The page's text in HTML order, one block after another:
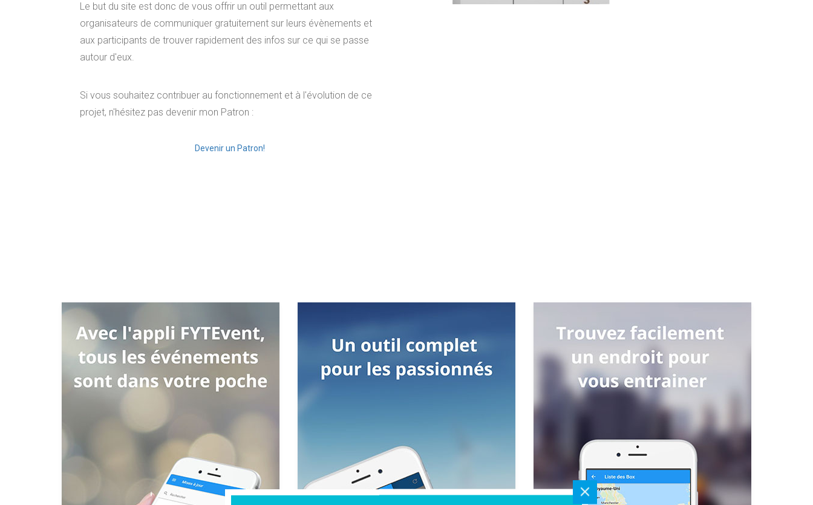
Le but du site est donc de vous offrir un outil permettant aux
organisateurs de communiquer gratuitement sur leurs évènements et
aux participants de trouver rapidement des infos sur ce qui se passe
autour d'eux.
Si vous souhaitez contribuer au fonctionnement et à l'évolution de ce
projet, n'hésitez pas devenir mon Patron :
Devenir un Patron!